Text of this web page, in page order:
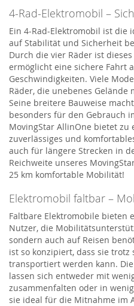
4-Rad-Elektromobil –
Ein 4-Rad-Elektromobil ist die
auf Stabilität und Sicherheit
Durch die vier Räder ist
ermöglicht eine sichere Fahrt
Geschwindigkeiten. Viele
Räder, die unebenes Gelände
Seine breitere Bauweise
besonders für den Gebrauch
MovingStar AllinOne bietet zu
zuverlässiges und
auch für längere Strecken in
Reichweite unseres
25 km komfortable Mobilität!
Elektromobil faltbar –
Faltbare Elektromobile bieten
Nutzer, die
sondern auch auf Reisen
ist so konzipiert, dass sie
transportiert werden kann.
lassen sich entweder mit
zusammenfalten oder in
sie ideal für die Mitnahme im